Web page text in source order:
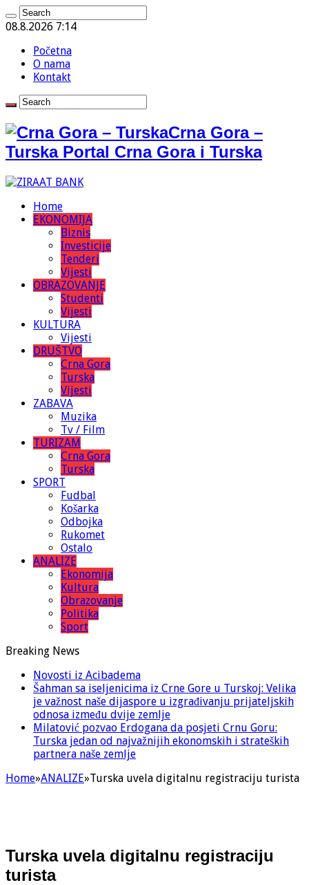
08.8.2026 7:14
Početna
O nama
Kontakt
Crna Gora –
Turska Portal Crna Gora i Turska
Home
EKONOMIJA
Biznis
Investicije
Tenderi
Vijesti
OBRAZOVANJE
Studenti
Vijesti
KULTURA
Vijesti
DRUŠTVO
Crna Gora
Turska
Vijesti
ZABAVA
Muzika
Tv / Film
TURIZAM
Crna Gora
Turska
SPORT
Fudbal
Košarka
Odbojka
Rukomet
Ostalo
ANALIZE
Ekonomija
Kultura
Obrazovanje
Politika
Sport
Breaking News
Novosti iz Acibadema
Šahman sa iseljenicima iz Crne Gore u Turskoj: Velika
je važnost naše dijaspore u izgrađivanju prijateljskih
odnosa između dvije zemlje
Milatović pozvao Erdogana da posjeti Crnu Goru:
Turska jedan od najvažnijih ekonomskih i strateških
partnera naše zemlje
Home»ANALIZE»Turska uvela digitalnu registraciju turista
Turska uvela digitalnu registraciju
turista